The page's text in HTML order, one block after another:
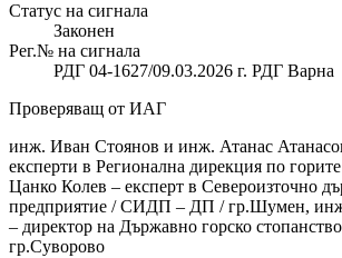
Статус на сигнала
Законен
Рег.№ на сигнала
РДГ 04-1627/09.03.2026 г. РДГ Варна
Проверяващ от ИАГ
инж. Иван Стоянов и инж. Атанас
експерти в Регионална дирекция по
Цанко Колев – експерт в Североизточно
предприятие / СИДП – ДП / гр.Шумен,
– директор на Държавно горско
гр.Суворово